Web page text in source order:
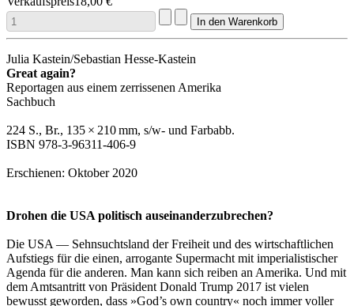
Julia Kastein/Sebastian Hesse-Kastein
Great again?
Reportagen aus einem zerrissenen Amerika
Sachbuch
224 S., Br., 135 × 210 mm, s/w- und Farbabb.
ISBN 978-3-96311-406-9
Erschienen: Oktober 2020
Drohen die USA politisch auseinanderzubrechen?
Die USA — Sehnsuchtsland der Freiheit und des wirtschaftlichen
Aufstiegs für die einen, arrogante Supermacht mit imperialistischer
Agenda für die anderen. Man kann sich reiben an Amerika. Und mit
dem Amtsantritt von Präsident Donald Trump 2017 ist vielen
bewusst geworden, dass »God’s own country« noch immer voller